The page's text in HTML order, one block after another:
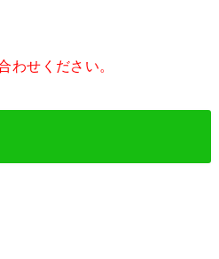
わせください。